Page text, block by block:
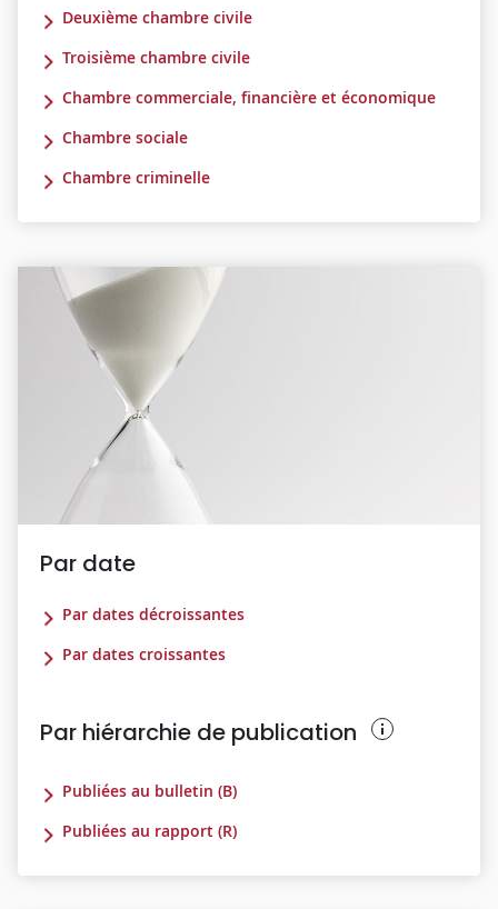
Deuxième chambre civile
Troisième chambre civile
Chambre commerciale, financière et économique
Chambre sociale
Chambre criminelle
Par date
Par dates décroissantes
Par dates croissantes
Par hiérarchie de publication
Publiées au bulletin (B)
Publiées au rapport (R)